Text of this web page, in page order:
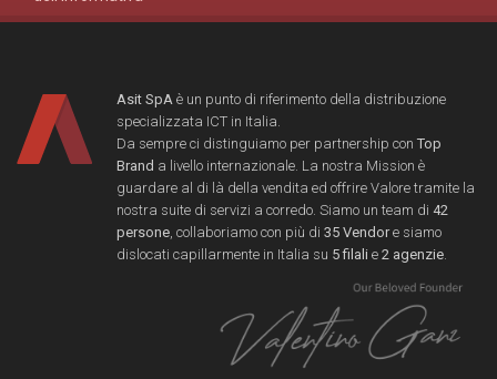
Asit SpA è un punto di riferimento della distribuzione
specializzata ICT in Italia.
Da sempre ci distinguiamo per partnership con Top
Brand a livello internazionale. La nostra Mission è
guardare al di là della vendita ed offrire Valore tramite la
nostra suite di servizi a corredo. Siamo un team di 42
persone , collaboriamo con più di 35 Vendore siamo
dislocati capillarmente in Italia su 5 filali e 2 agenzie